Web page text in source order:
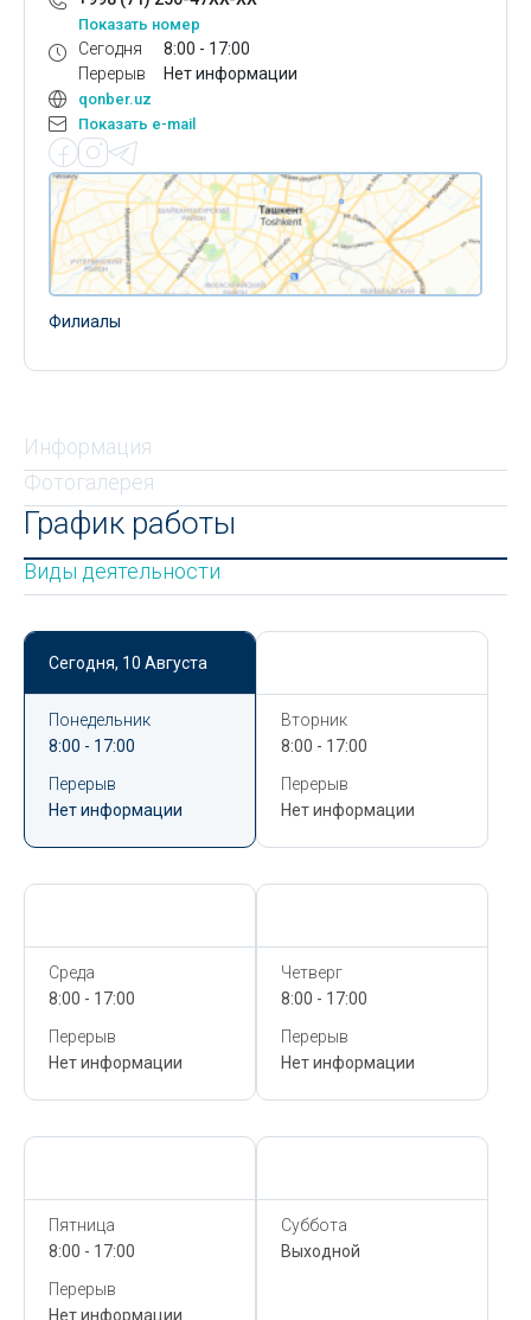
Показать номер
Сегодня
Перерыв
8:00 - 17:00
Нет информации
qonber.uz
Показать e-mail
Филиалы
Информация
Фотогалерея
График работы
Виды деятельности
Сегодня, 10 Августа
Понедельник
8:00 - 17:00
Перерыв
Нет информации
Вторник
8:00 - 17:00
Перерыв
Нет информации
Среда
8:00 - 17:00
Перерыв
Нет информации
Четверг
8:00 - 17:00
Перерыв
Нет информации
Пятница
8:00 - 17:00
Перерыв
Нет информации
Суббота
Выходной